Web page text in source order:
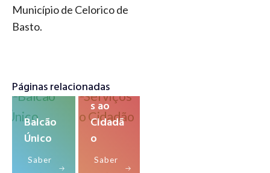
Município de Celorico de
Basto.
Páginas relacionadas
Balcão
Único
Saber
Serviço
s ao
Cidadã
o
Saber